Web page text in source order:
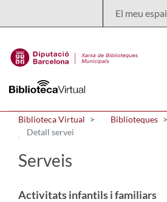
El meu espai
Biblioteca Virtual Biblioteques
Detall servei
Serveis
Activitats infantils i familiars